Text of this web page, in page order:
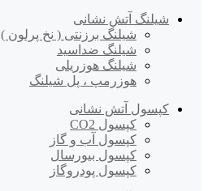
شیلنگ آتش نشانی
شیلنگ برزنتی ( نخ پرلون )
شیلنگ ضداسید
شیلنگ هوزریلی
هوزرمپ ، پل شیلنگ
کپسول آتش نشانی
کپسول CO2
کپسول آب و گاز
کپسول بیورسال
کپسول پودروگاز